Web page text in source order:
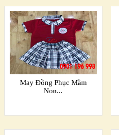
May Đồng Phục Mầm
Non...